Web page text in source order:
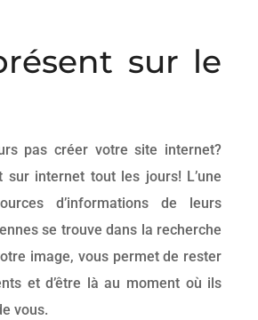
sur le
pas créer votre site internet?
sur internet tout les jours! L’une
d’informations de leurs
se trouve dans la recherche
image, vous permet de rester
et d’être là au moment où ils
vous.